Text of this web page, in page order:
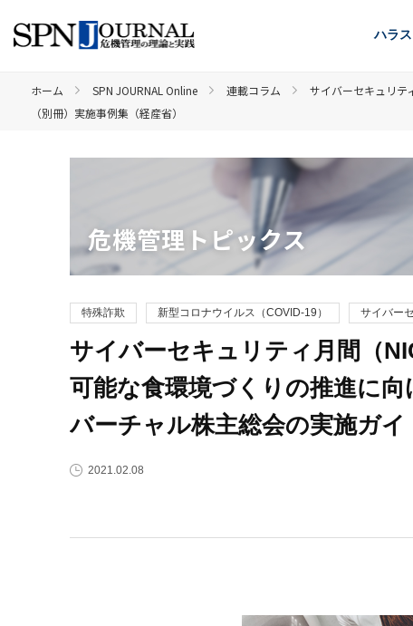
ハラ
ホーム SPN JOURNAL Online 連載コラム
サイバーセキュリテ
（別冊）実施事例集（経産省）
危機管理トピックス
特殊詐欺 新型コロナウイルス（COVID-19） サイバー
サイバーセキュリティ月間（
可能な食環境づくりの推進に
バーチャル株主総会の実施ガイ
2021.02.08